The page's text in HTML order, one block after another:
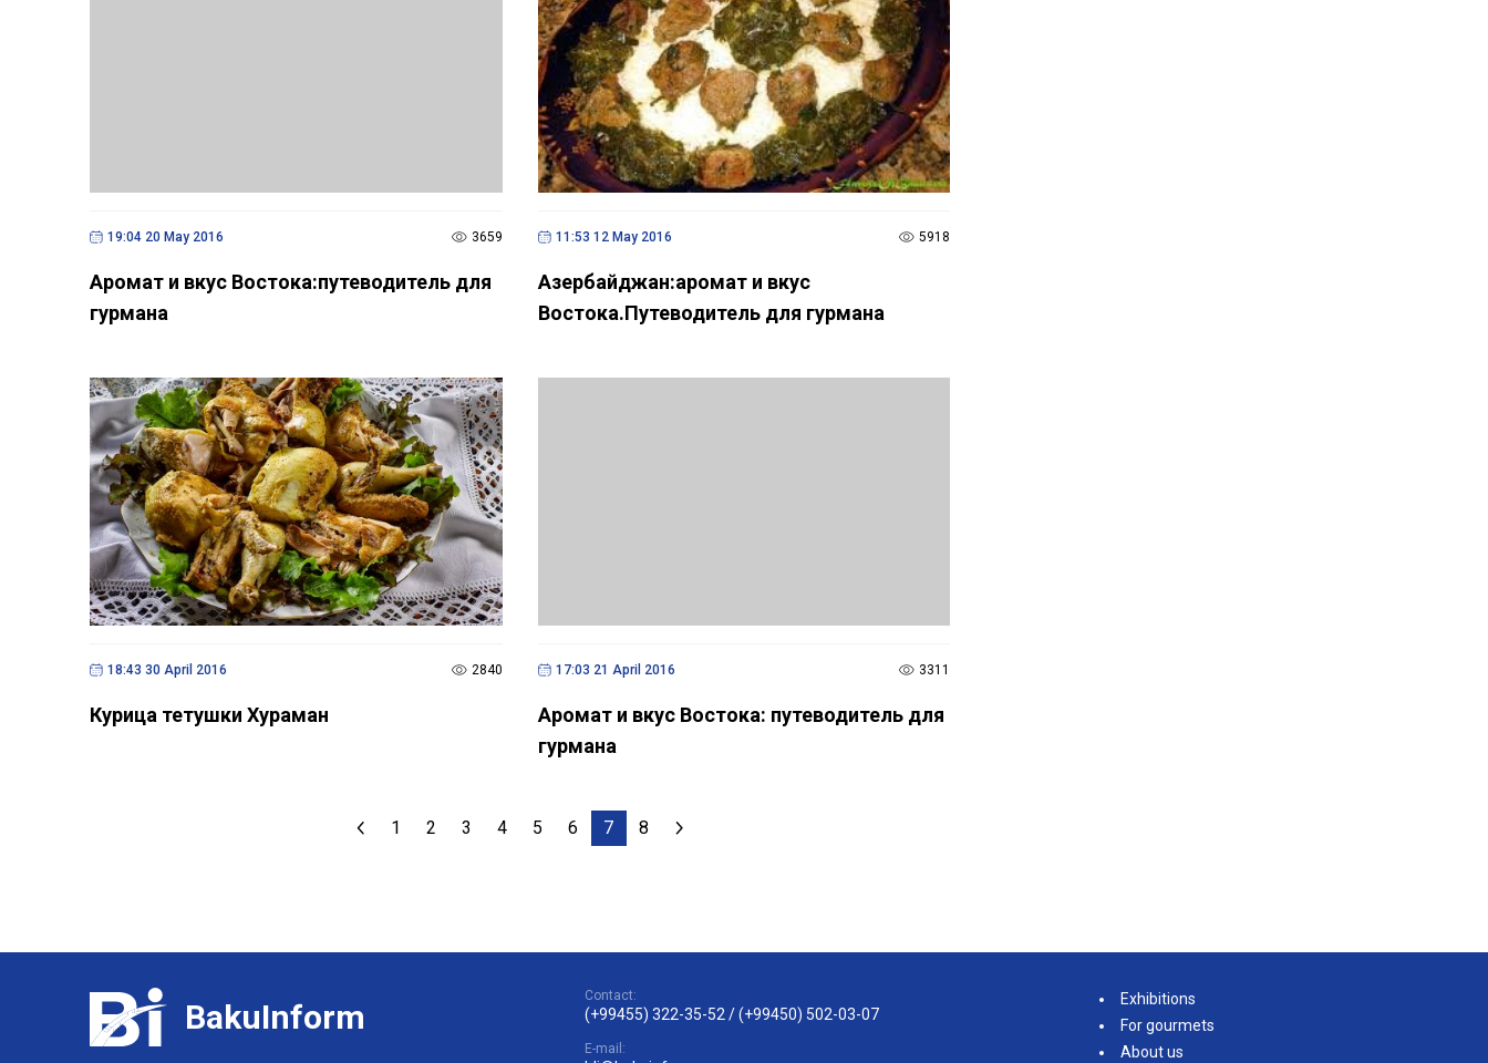
19:04 20 May 2016 3659
Аромат и вкус Востока:путеводитель для
гурмана
11:53 12 May 2016 5918
Азербайджан:аромат и вкус
Востока.Путеводитель для гурмана
18:43 30 April 2016 2840
Курица тетушки Хураман
17:03 21 April 2016 3311
Аромат и вкус Востока: путеводитель для
гурмана
1 2 3 4 5 6 7 8
BakuInform
Contact:
(+99455) 322-35-52 /(+99450) 502-03-07
E-mail:
Exhibitions
For gourmets
About us